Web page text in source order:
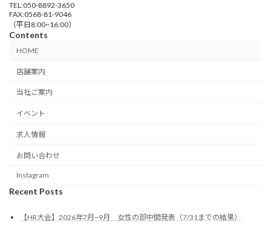
TEL:050-8892-3650
FAX:0568-81-9046
（平日8:00~16:00）
Contents
HOME
店舗案内
当社ご案内
イベント
求人情報
お問い合わせ
Instagram
Recent Posts
【HR大会】2026年7月~9月 女性の部中間発表（7/31までの結果）